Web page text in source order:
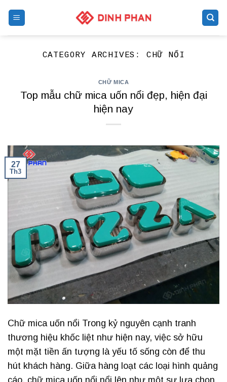
CATEGORY ARCHIVES: CHỮ NỔI
CHỮ MICA
Top mẫu chữ mica uốn nổi đẹp, hiện đại
hiện nay
27
Th3
Chữ mica uốn nổi Trong kỷ nguyên cạnh tranh
thương hiệu khốc liệt như hiện nay, việc sở hữu
một mặt tiền ấn tượng là yếu tố sống còn để thu
hút khách hàng. Giữa hàng loạt các loại hình quảng